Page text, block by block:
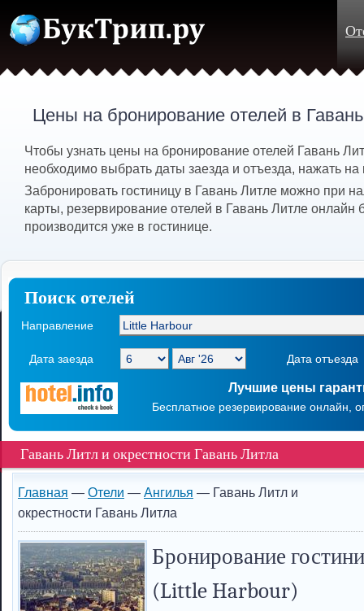
Цены на бронирование отелей в
Чтобы узнать цены на бронирование отелей Гавань
необходимо выбрать даты заезда и отъезда, нажать на
Забронировать гостиницу в Гавань Литле можно при
карты, резервирование отелей в Гавань Литле онлайн
производится уже в гостинице.
Поиск отелей
Направление
Дата заезда Дата отъезда
Лучшие цены
Бесплатное резервирование онлайн,
Гавань Литл и окрестности Гавань Литла
Главная — Отели — Ангилья — Гавань Литл и
окрестности Гавань Литла
Бронирование
(Little Harbour)